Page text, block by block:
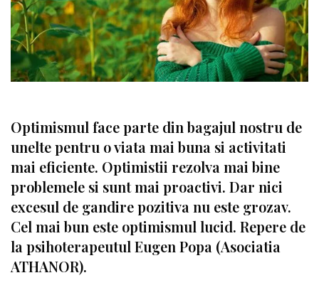
Optimismul face parte din bagajul nostru de
unelte pentru o viata mai buna si activitati
mai eficiente. Optimistii rezolva mai bine
problemele si sunt mai proactivi. Dar nici
excesul de gandire pozitiva nu este grozav.
Cel mai bun este optimismul lucid. Repere de
la psihoterapeutul Eugen Popa (Asociatia
ATHANOR).